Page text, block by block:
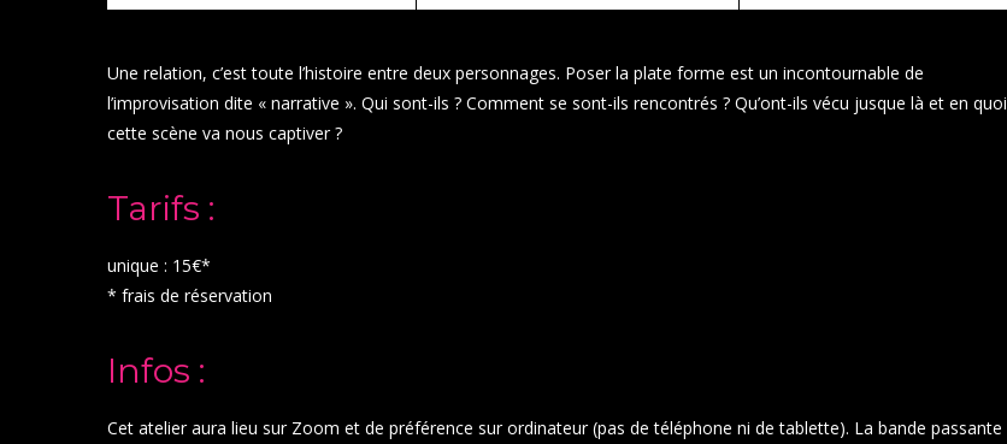
Une relation, c’est toute l’histoire entre deux personnages. Poser la plate forme est un incontournable de
l’improvisation dite « narrative ». Qui sont-ils ? Comment se sont-ils rencontrés ? Qu’ont-ils vécu jusque là et en quoi
cette scène va nous captiver ?
Tarifs :
unique : 15€*
* frais de réservation
Infos :
Cet atelier aura lieu sur Zoom et de préférence sur ordinateur (pas de téléphone ni de tablette). La bande passante